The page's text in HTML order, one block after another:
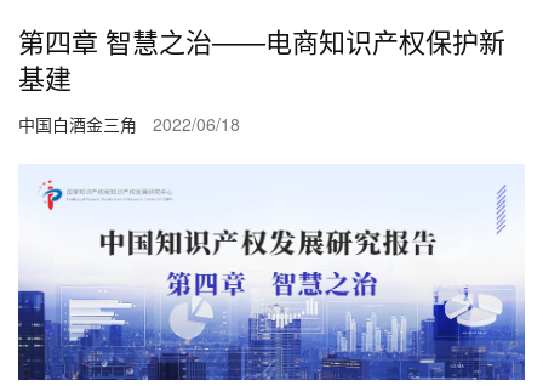
第四章 智慧之治——电商知识产权保护新
基建
中国白酒金三角 2022/06/18